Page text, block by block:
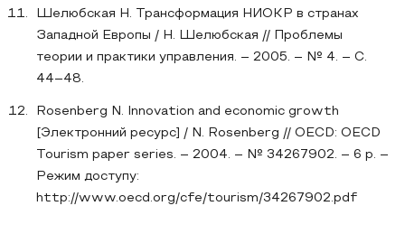
Шелюбская Н. Трансформация НИОКР в странах
Западной Европы / Н. Шелюбская // Проблемы
теории и практики управления. – 2005. – № 4. – С.
44–48.
Rosenberg N. Innovation and economic growth
[Электронний ресурс] / N. Rosenberg // OECD: OECD
Tourism paper series. – 2004. – № 34267902. – 6 p. –
Режим доступу:
http://www.oecd.org/cfe/tourism/34267902.pdf